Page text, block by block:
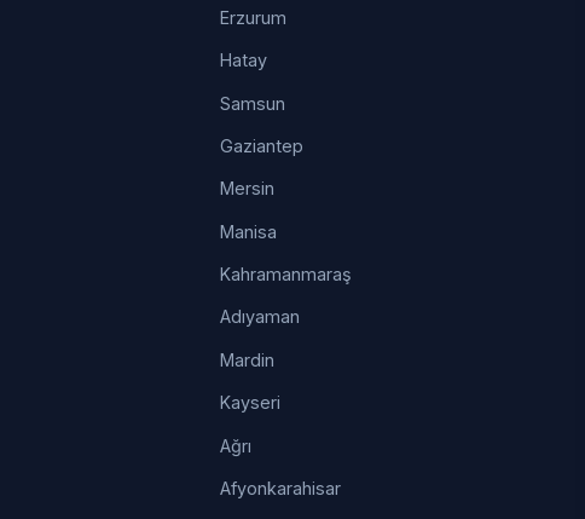
Erzurum
Hatay
Samsun
Gaziantep
Mersin
Manisa
Kahramanmaraş
Adıyaman
Mardin
Kayseri
Ağrı
Afyonkarahisar